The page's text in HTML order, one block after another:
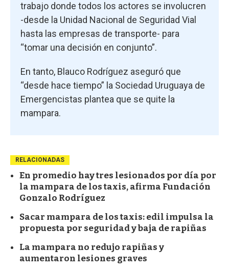
trabajo donde todos los actores se involucren
-desde la Unidad Nacional de Seguridad Vial
hasta las empresas de transporte- para
“tomar una decisión en conjunto”.
En tanto, Blauco Rodríguez aseguró que
“desde hace tiempo” la Sociedad Uruguaya de
Emergencistas plantea que se quite la
mampara.
RELACIONADAS
En promedio hay tres lesionados por día por
la mampara de los taxis, afirma Fundación
Gonzalo Rodríguez
Sacar mampara de los taxis: edil impulsa la
propuesta por seguridad y baja de rapiñas
La mampara no redujo rapiñas y
aumentaron lesiones graves